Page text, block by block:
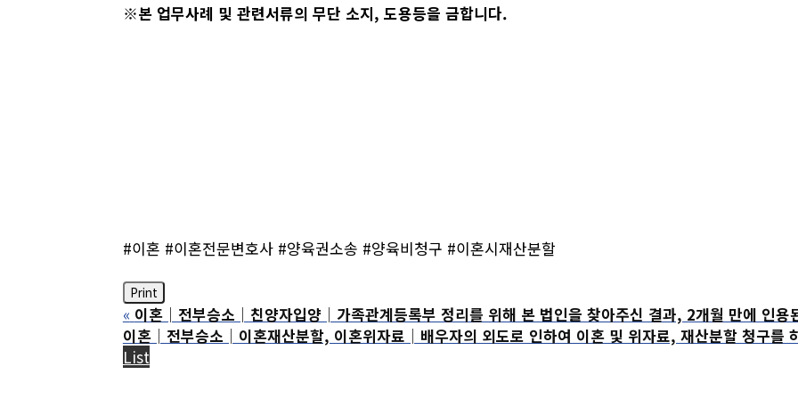
※본 업무사례 및 관련서류의 무단 소지, 도용등을 금합니다.
#이혼 #이혼전문변호사 #양육권소송 #양육비청구 #이혼시재산분할
Print
« 이혼│전부승소│친양자입양│가족관계등록부 정리를 위해 본 법인을 찾아주신 결과, 2개월 만에 인용
이혼│전부승소│이혼재산분할, 이혼위자료│배우자의 외도로 인하여 이혼 및 위자료, 재산분할 청구를
List